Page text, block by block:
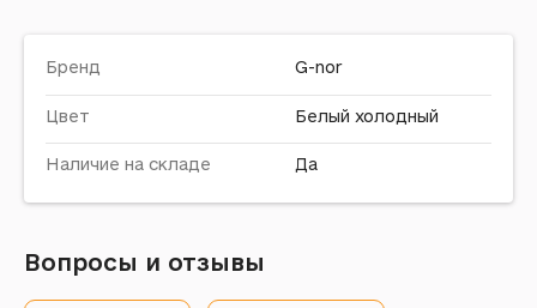
Бренд G-nor
Цвет Белый холодный
Наличие на складе Да
Вопросы и отзывы